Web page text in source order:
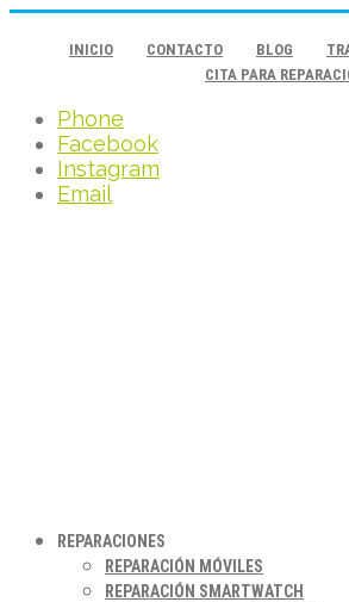
INICIO CONTACTO BLOG
CITA PARA
Phone
Facebook
Instagram
Email
REPARACIONES
REPARACIÓN MÓVILES
REPARACIÓN SMARTWATCH